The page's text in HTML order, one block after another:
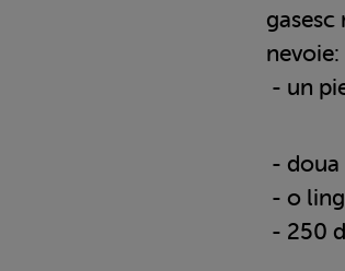
gasesc
nevoie:
- un
- doua
- o
- 250